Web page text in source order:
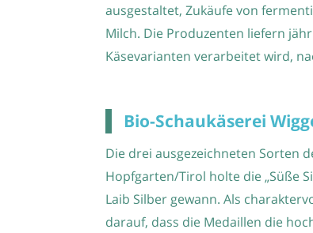
ausgestaltet, Zukäufe von
Milch. Die Produzenten liefern
Käsevarianten verarbeitet wird,
Bio-Schaukäserei
Die drei ausgezeichneten Sorten
Hopfgarten/Tirol holte die „Süße
Laib Silber gewann. Als
darauf, dass die Medaillen die